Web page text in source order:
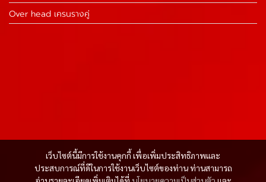
เว็บไซต์นี้มีการใช้งานคุกกี้ เพื่อเพิ่มประสิทธิภาพและ
ประสบการณ์ที่ดีในการใช้งานเว็บไซต์ของท่าน ท่านสามารถ
Over head เครนรางคู่